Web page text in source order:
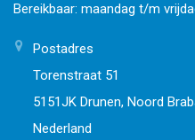
Bereikbaar: maandag t/m
Postadres
Torenstraat 51
5151JK Drunen, Noord
Nederland